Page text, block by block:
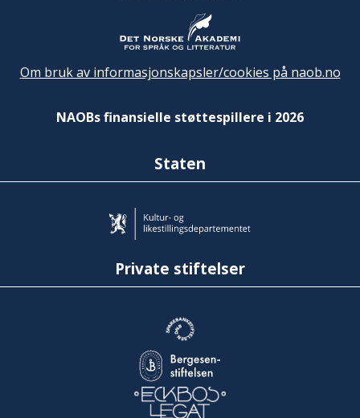
Om bruk av informasjonskapsler/cookies på naob.no
NAOBs finansielle støttespillere i 2026
Staten
Private stiftelser